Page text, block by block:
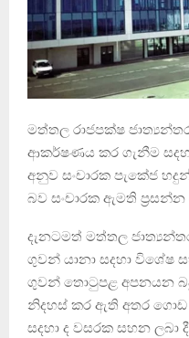
මත්තල රාජපක්ෂ
ආකර්ෂණය කර ගැනීම
අනුව සංචාරක පැකේජ
බව සංචාරක ඇමති
දැනටමත් මත්තල
ගුවන් යානා සදහා විශේෂ
ගුවන් තොටුපළ අපනයන
නිදහස් කර ඇති අතර ගොඩ
සදහා ද වසරක සහන